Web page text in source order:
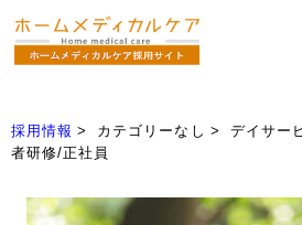
採用情報 カテゴリーなし
デイサー
者研修/正社員